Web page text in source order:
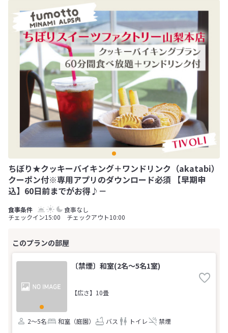
ちぼり★クッキーバイキング＋ワンドリンク（akatabi）
クーポン付※専用アプリのダウンロード必須 【早期申
込】60日前までがお得♪－
食事なし
チェックイン15:00 チェックアウト10:00
〔禁煙〕和室(2名～5名1室)
【広さ】10畳
2～5名 和室（庭園） バス トイレ 禁煙